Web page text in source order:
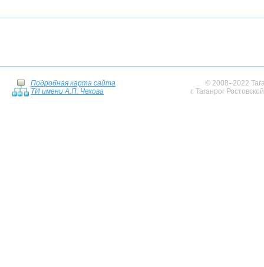
Подробная карта сайта
ТИ имени А.П. Чехова
© 2008–2022
г. Таганрог